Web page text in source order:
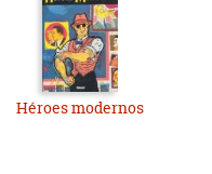
Héroes modernos